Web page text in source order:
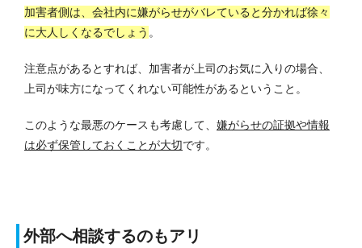
加害者側は、会社内に嫌がらせがバレていると分かれば徐々
に大人しくなるでしょう 。
注意点があるとすれば、加害者が上司のお気に入りの場合、
上司が味方になってくれない可能性があるということ。
このような最悪のケースも考慮して、 嫌がらせの証拠や情報
は必ず保管しておくことが大切です。
外部へ相談するのもアリ